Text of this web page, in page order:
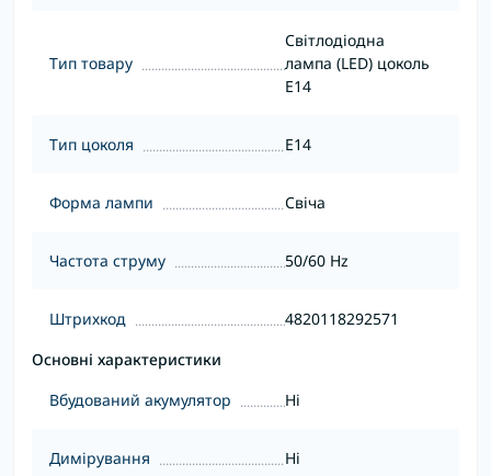
Тип товару
Світлодіодна
лампа (LED) цоколь
E14
Тип цоколя E14
Форма лампи Свіча
Частота струму 50/60 Hz
Штрихкод
4820118292571
Основні характеристики
Вбудований акумулятор
Ні
Димірування Ні